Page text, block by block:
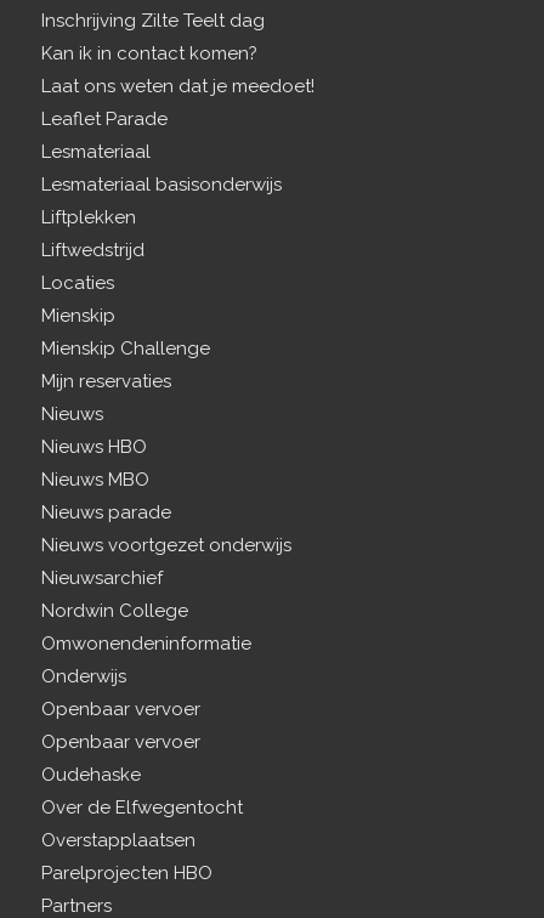
Inschrijving Zilte Teelt dag
Kan ik in contact komen?
Laat ons weten dat je meedoet!
Leaflet Parade
Lesmateriaal
Lesmateriaal basisonderwijs
Liftplekken
Liftwedstrijd
Locaties
Mienskip
Mienskip Challenge
Mijn reservaties
Nieuws
Nieuws HBO
Nieuws MBO
Nieuws parade
Nieuws voortgezet onderwijs
Nieuwsarchief
Nordwin College
Omwonendeninformatie
Onderwijs
Openbaar vervoer
Openbaar vervoer
Oudehaske
Over de Elfwegentocht
Overstapplaatsen
Parelprojecten HBO
Partners